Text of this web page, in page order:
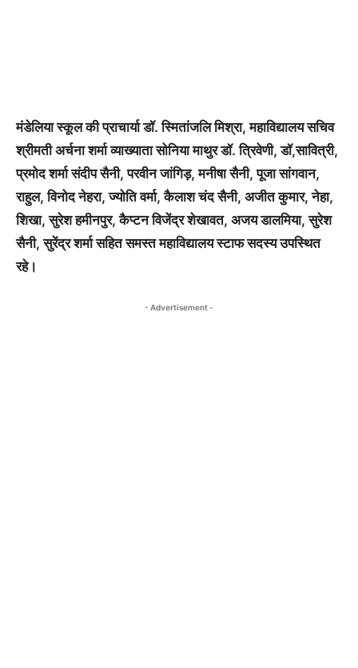
मंडेलिया स्कूल की प्राचार्या डॉ. स्मितांजलि मिश्रा, महाविद्यालय सचिव
श्रीमती अर्चना शर्मा व्याख्याता सोनिया माथुर डॉ. त्रिवेणी, डॉ,सावित्री,
प्रमोद शर्मा संदीप सैनी, परवीन जांगिड़, मनीषा सैनी, पूजा सांगवान,
राहुल, विनोद नेहरा, ज्योति वर्मा, कैलाश चंद सैनी, अजीत कुमार, नेहा,
शिखा, सुरेश हमीनपुर, कैप्टन विजेंद्र शेखावत, अजय डालमिया, सुरेश
सैनी, सुरेंद्र शर्मा सहित समस्त महाविद्यालय स्टाफ सदस्य उपस्थित
रहे।
- Advertisement -